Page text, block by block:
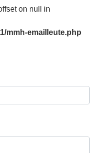
on null in
mmh-emailleute.php